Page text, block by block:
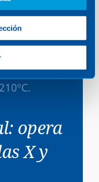
de
de
como en el
opera
X y